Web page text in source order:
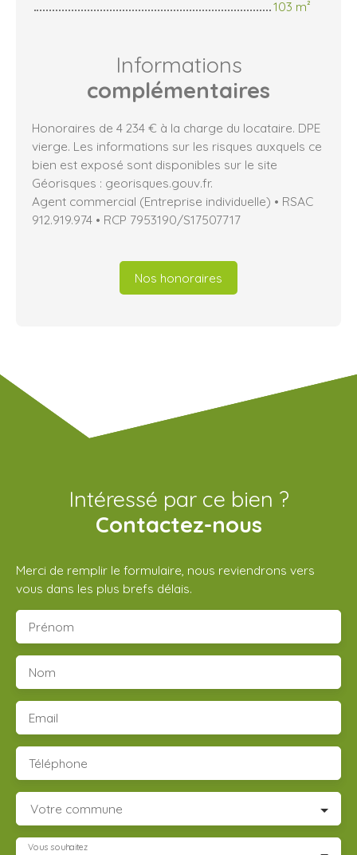
103 m²
Informations
complémentaires
Honoraires de 4 234 € à la charge du locataire. DPE
vierge. Les informations sur les risques auxquels ce
bien est exposé sont disponibles sur le site
Géorisques : georisques.gouv.fr.
Agent commercial (Entreprise individuelle) • RSAC
912.919.974 • RCP 7953190/S17507717
Nos honoraires
Intéressé par ce bien ?
Contactez-nous
Merci de remplir le formulaire, nous reviendrons vers
vous dans les plus brefs délais.
Prénom
Nom
Email
Téléphone
Votre commune
Vous souhaitez